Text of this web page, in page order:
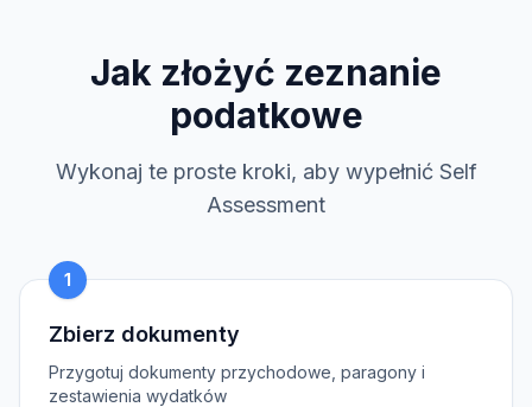
Jak złożyć zeznanie
podatkowe
Wykonaj te proste kroki, aby wypełnić Self
Assessment
1
Zbierz dokumenty
Przygotuj dokumenty przychodowe, paragony i
zestawienia wydatków